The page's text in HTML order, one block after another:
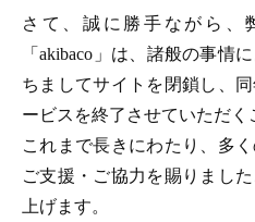
さて、誠に勝手ながら、
「akibaco」は、諸般の事情
ちましてサイトを閉鎖し、
ービスを終了させていただく
これまで長きにわたり、多
ご支援・ご協力を賜りまし
上げます。